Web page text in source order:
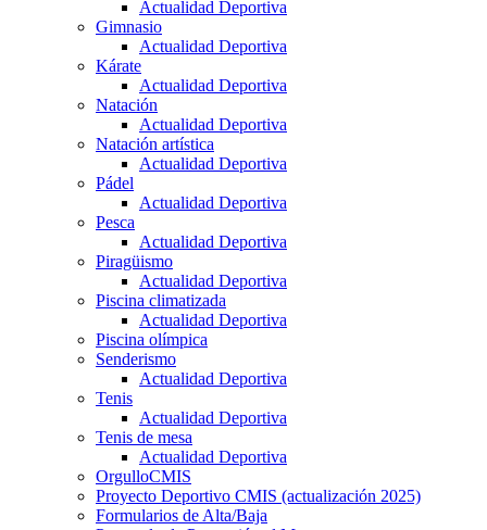
Actualidad Deportiva
Gimnasio
Actualidad Deportiva
Kárate
Actualidad Deportiva
Natación
Actualidad Deportiva
Natación artística
Actualidad Deportiva
Pádel
Actualidad Deportiva
Pesca
Actualidad Deportiva
Piragüismo
Actualidad Deportiva
Piscina climatizada
Actualidad Deportiva
Piscina olímpica
Senderismo
Actualidad Deportiva
Tenis
Actualidad Deportiva
Tenis de mesa
Actualidad Deportiva
OrgulloCMIS
Proyecto Deportivo CMIS (actualización 2025)
Formularios de Alta/Baja